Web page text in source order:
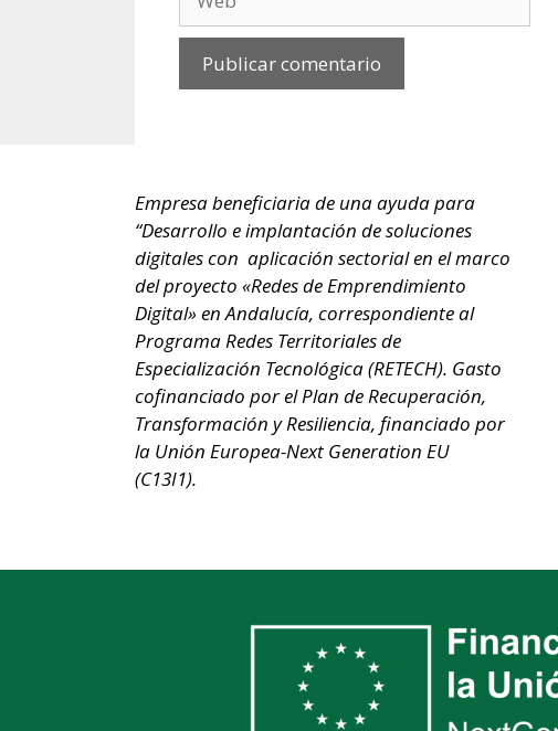
Empresa beneficiaria de una ayuda para
“Desarrollo e implantación de soluciones
digitales con aplicación sectorial en el marco
del proyecto «Redes de Emprendimiento
Digital» en Andalucía, correspondiente al
Programa Redes Territoriales de
Especialización Tecnológica (RETECH). Gasto
cofinanciado por el Plan de Recuperación,
Transformación y Resiliencia, financiado por
la Unión Europea-Next Generation EU
(C13I1).